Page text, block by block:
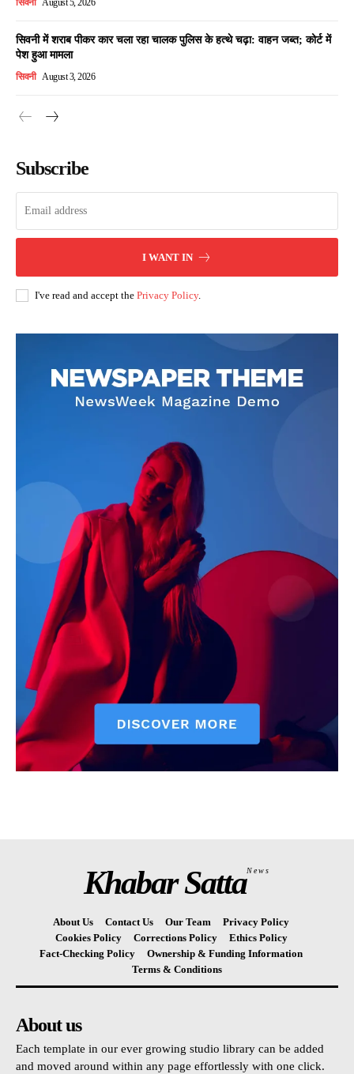
सिवनी August 5, 2026
सिवनी में शराब पीकर कार चला रहा चालक पुलिस के हत्थे चढ़ा: वाहन जब्त; कोर्ट में
पेश हुआ मामला
सिवनी August 3, 2026
Subscribe
I WANT IN
I've read and accept the Privacy Policy.
Khabar SattaNews
About Us Contact Us Our Team
Privacy Policy
Cookies Policy
Corrections Policy
Ethics Policy
Fact-Checking Policy
Ownership & Funding Information
Terms & Conditions
About us
Each template in our ever growing studio library can be added
and moved around within any page effortlessly with one click.